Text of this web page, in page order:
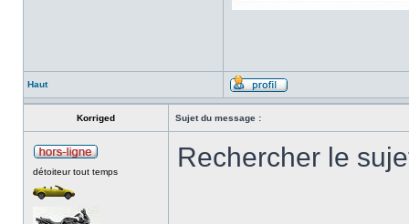
Haut
Korriged Sujet du message :
détoiteur tout temps Rechercher le